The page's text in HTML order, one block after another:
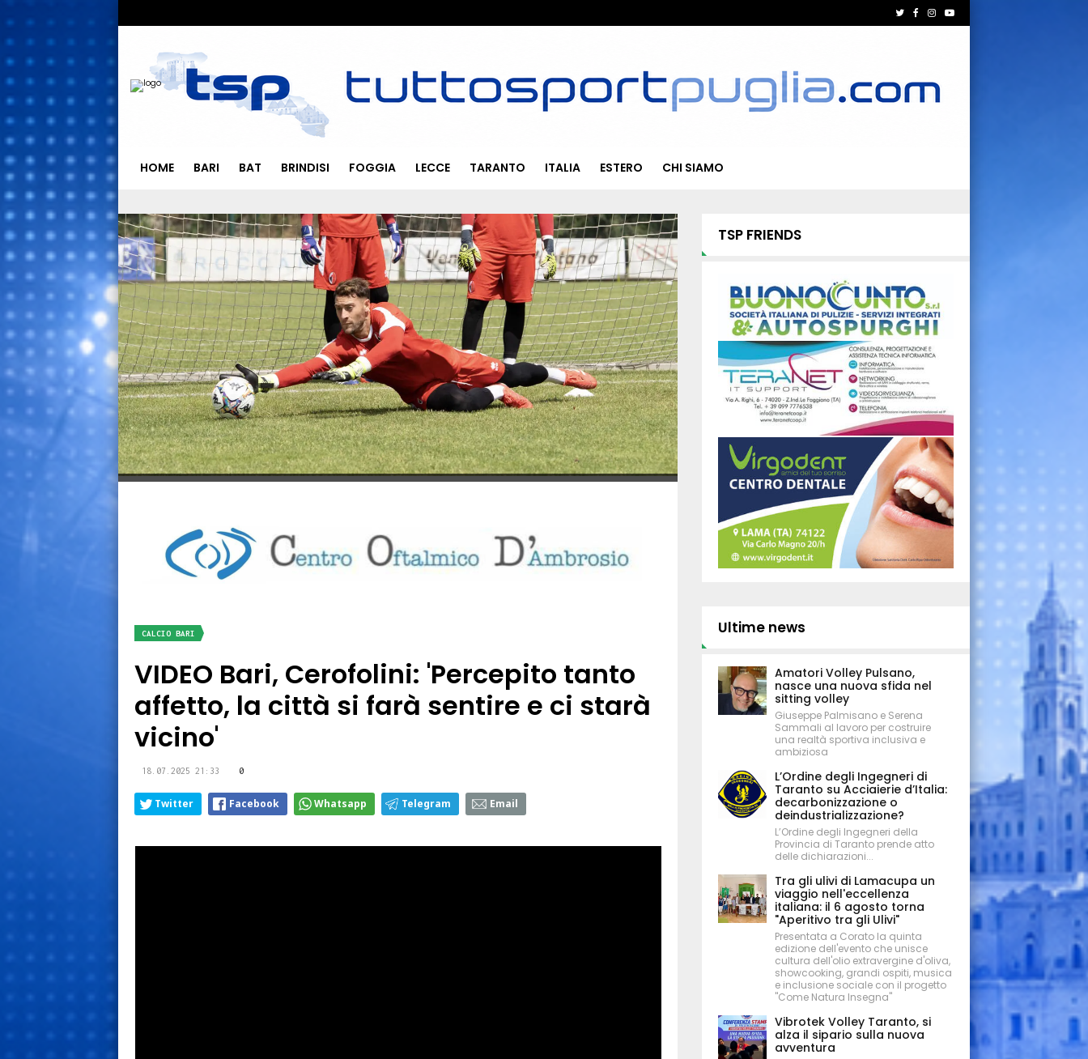
HOME BARI BAT BRINDISI FOGGIA LECCE TARANTO ITALIA ESTERO CHI SIAMO
CALCIO BARI
VIDEO Bari, Cerofolini: 'Percepito tanto
affetto, la città si farà sentire e ci starà
vicino'
18.07.2025 21:33 0
Twitter Facebook Whatsapp Telegram Email
TSP FRIENDS
Ultime news
Amatori Volley Pulsano,
nasce una nuova sfida nel
sitting volley
Giuseppe Palmisano e Serena
Sammali al lavoro per costruire
una realtà sportiva inclusiva e
ambiziosa
L’Ordine degli Ingegneri di
Taranto su Acciaierie d’Italia:
decarbonizzazione o
deindustrializzazione?
L’Ordine degli Ingegneri della
Provincia di Taranto prende atto
delle dichiarazioni...
Tra gli ulivi di Lamacupa un
viaggio nell'eccellenza
italiana: il 6 agosto torna
"Aperitivo tra gli Ulivi"
Presentata a Corato la quinta
edizione dell'evento che unisce
cultura dell'olio extravergine d'oliva,
showcooking, grandi ospiti, musica
e inclusione sociale con il progetto
"Come Natura Insegna"
Vibrotek Volley Taranto, si
alza il sipario sulla nuova
avventura